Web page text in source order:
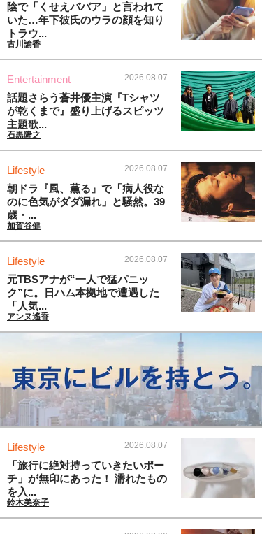
陰で「くせえババア」と言われて
いた…年下彼氏のウラの顔を知り
トラウ...
古川諭香
Entertainment 2026.08.07
話題さらう蒼井優主演『Tシャツ
が乾くまで』盛り上げるスピッツ
主題歌...
石黒隆之
Lifestyle 2026.08.07
朝ドラ『風、薫る』で「病人役な
のに色気がダダ漏れ」と騒然。39
歳・...
加賀谷健
Lifestyle 2026.08.07
元TBSアナが“一人で猛パニッ
ク”に。日ハム本拠地で遭遇した
「人気...
アンヌ遙香
Lifestyle 2026.08.07
「旅行に絶対持っていきたいポー
チ」が無印にあった！ 濡れたもの
を入...
鈴木美奈子